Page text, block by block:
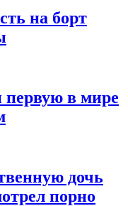
на борт
первую в мире
дочь
порно